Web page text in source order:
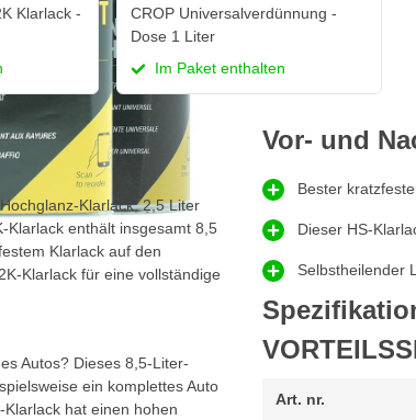
Klarlack -
CROP Universalverdünnung -
Dose 1 Liter
Im Paket enthalten
Klarlack, 2,5 Liter
Klarlack enthält insgesamt 8,5
Klarlack auf den
Klarlack für eine vollständige
Autos? Dieses 8,5-Liter-
ein komplettes Auto
hat einen hohen
Vor- und
Bester
Dieser HS-
Selbstheilender
Art. nr.